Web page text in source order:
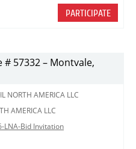
PARTICIPATE
# 57332 – Montvale,
NORTH AMERICA LLC
AMERICA LLC
LNA-Bid Invitation